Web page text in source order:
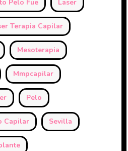
Pelo Fue Laser
Terapia Capilar
Mesoterapia
Mmpcapilar
Pelo
Capilar Sevilla